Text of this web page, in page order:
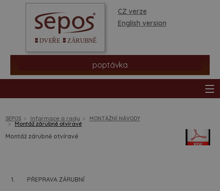
CZ verze
English version
poptávka
SEPOS Informace a rady MONTÁŽNÍ NÁVODY
Montáž zárubně otvíravé
Montáž zárubně otvíravé
1. PŘEPRAVA ZÁRUBNÍ